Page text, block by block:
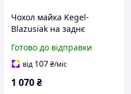
Чохол майка Kegel-
Blazusiak на заднє
5-1097-253-3020
Готово до відправки
від 107₴/міс
1 070₴